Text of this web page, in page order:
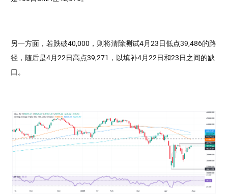
另一方面，若跌破40,000，则将清除测试4月23日低点39,486的路
径，随后是4月22日高点39,271，以填补4月22日和23日之间的缺
口。